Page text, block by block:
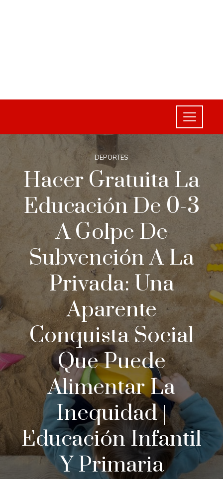
DEPORTES
Hacer Gratuita La
Educación De 0-3
A Golpe De
Subvención A La
Privada: Una
Aparente
Conquista Social
Que Puede
Alimentar La
Inequidad |
Educación Infantil
Y Primaria